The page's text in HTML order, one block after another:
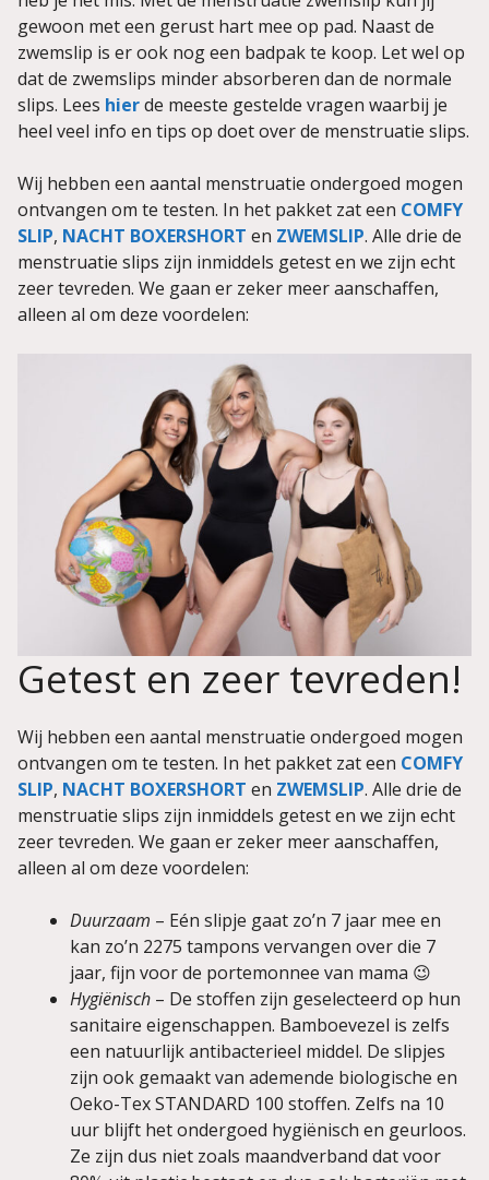
gewoon met een gerust hart mee op pad. Naast de
zwemslip is er ook nog een badpak te koop. Let wel op
dat de zwemslips minder absorberen dan de normale
slips. Lees hierde meeste gestelde vragen waarbij je
heel veel info en tips op doet over de menstruatie slips.
Wij hebben een aantal menstruatie ondergoed mogen
ontvangen om te testen. In het pakket zat een COMFY
SLIP, NACHT BOXERSHORT en ZWEMSLIP. Alle drie de
menstruatie slips zijn inmiddels getest en we zijn echt
zeer tevreden. We gaan er zeker meer aanschaffen,
alleen al om deze voordelen:
Getest en zeer tevreden!
Wij hebben een aantal menstruatie ondergoed mogen
ontvangen om te testen. In het pakket zat een COMFY
SLIP, NACHT BOXERSHORT en ZWEMSLIP. Alle drie de
menstruatie slips zijn inmiddels getest en we zijn echt
zeer tevreden. We gaan er zeker meer aanschaffen,
alleen al om deze voordelen:
Duurzaam – Eén slipje gaat zo’n 7 jaar mee en
kan zo’n 2275 tampons vervangen over die 7
jaar, fijn voor de portemonnee van mama 😉
Hygiënisch – De stoffen zijn geselecteerd op hun
sanitaire eigenschappen. Bamboevezel is zelfs
een natuurlijk antibacterieel middel. De slipjes
zijn ook gemaakt van ademende biologische en
Oeko-Tex STANDARD 100 stoffen. Zelfs na 10
uur blijft het ondergoed hygiënisch en geurloos.
Ze zijn dus niet zoals maandverband dat voor